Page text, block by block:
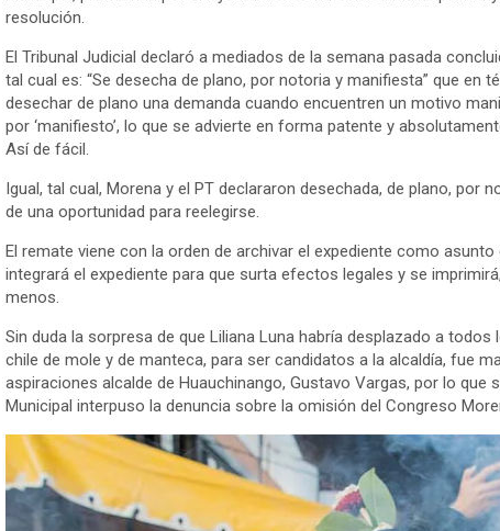
resolución.
El Tribunal Judicial declaró a mediados de la semana pasada
tal cual es: “Se desecha de plano, por notoria y manifiesta” que en
desechar de plano una demanda cuando encuentren un motivo
por ‘manifiesto’, lo que se advierte en forma patente y
Así de fácil.
Igual, tal cual, Morena y el PT declararon desechada, de plano, por
de una oportunidad para reelegirse.
El remate viene con la orden de archivar el expediente como
integrará el expediente para que surta efectos legales y se
menos.
Sin duda la sorpresa de que Liliana Luna habría desplazado a
chile de mole y de manteca, para ser candidatos a la alcaldía, fue
aspiraciones alcalde de Huauchinango, Gustavo Vargas, por lo que
Municipal interpuso la denuncia sobre la omisión del Congreso